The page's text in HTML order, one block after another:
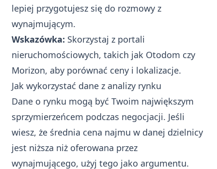
lepiej przygotujesz się do rozmowy z
wynajmującym.
Wskazówka: Skorzystaj z portali
nieruchomościowych, takich jak Otodom czy
Morizon, aby porównać ceny i lokalizacje.
Jak wykorzystać dane z analizy rynku
Dane o rynku mogą być Twoim największym
sprzymierzeńcem podczas negocjacji. Jeśli
wiesz, że średnia cena najmu w danej dzielnicy
jest niższa niż oferowana przez
wynajmującego, użyj tego jako argumentu.